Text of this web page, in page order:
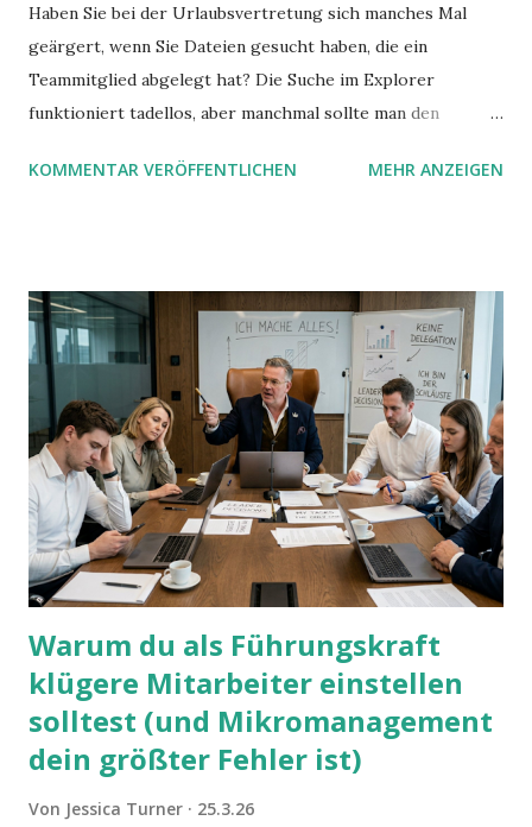
Haben Sie bei der Urlaubsvertretung sich manches Mal
geärgert, wenn Sie Dateien gesucht haben, die ein
Teammitglied abgelegt hat? Die Suche im Explorer
funktioniert tadellos, aber manchmal sollte man den
mit UND oder ODER oder NICHT... Das geht so einfach,
KOMMENTAR VERÖFFENTLICHEN MEHR ANZEIGEN
Warum du als Führungskraft
klügere Mitarbeiter einstellen
solltest (und Mikromanagement
dein größter Fehler ist)
Von Jessica Turner 25.3.26